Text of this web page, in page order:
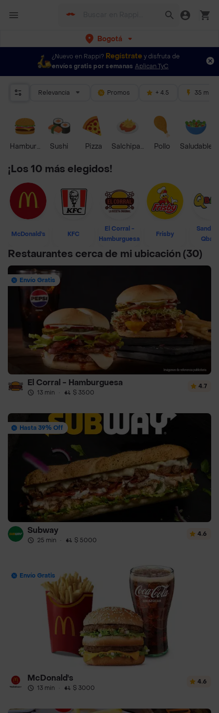
Bogotá
¿Nuevo en Rappi? Regístrate y disfruta de
envíos gratis por semanas Aplican TyC
Relevancia Promos + 4.5 35 mins
HamburguesaSushi Pizza Salchipapas Pollo Saludable
¡Los 10 más elegidos!
McDonald's KFC
El Corral -
Hamburguesa
Frisby
Restaurantes cerca de mi ubicación (30)
Envío Gratis
El Corral - Hamburguesa
13 min · $ 3500
4.7
Hasta 39% Off
Subway
25 min · $ 5000
4.6
Envío Gratis
McDonald's
13 min · $ 3000
4.6